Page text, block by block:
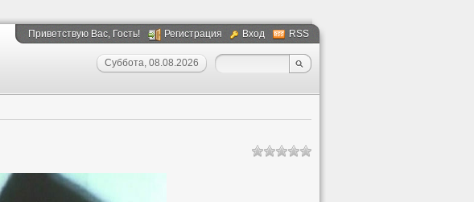
Приветствую Вас, Гость! Регистрация Вход RSS
Суббота, 08.08.2026